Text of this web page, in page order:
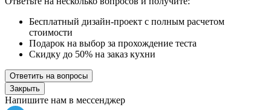
Бесплатный дизайн-проект с полным расчетом
стоимости
Подарок на выбор за прохождение теста
Скидку до 50% на заказ кухни
Ответить на вопросы
Закрыть
Напишите нам в мессенджер